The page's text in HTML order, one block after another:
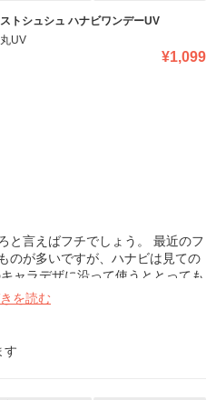
トシュシュ ハナビワンデーUV
UV
¥1,099
と言えばフチでしょう。 最近のフ
のが多いですが、ハナビは見ての
ャラデザに沿って使うととっても
を読む
す